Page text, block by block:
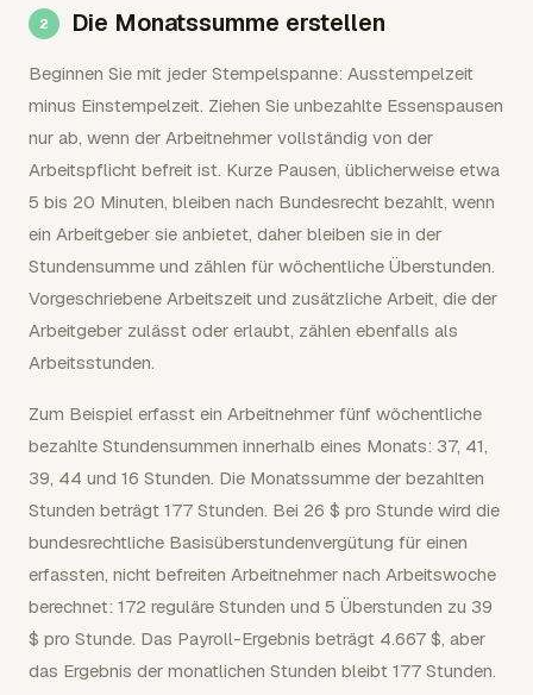
Die Monatssumme erstellen
Beginnen Sie mit jeder Stempelspanne: Ausstempelzeit
minus Einstempelzeit. Ziehen Sie unbezahlte Essenspausen
nur ab, wenn der Arbeitnehmer vollständig von der
Arbeitspflicht befreit ist. Kurze Pausen, üblicherweise etwa
5 bis 20 Minuten, bleiben nach Bundesrecht bezahlt, wenn
ein Arbeitgeber sie anbietet, daher bleiben sie in der
Stundensumme und zählen für wöchentliche Überstunden.
Vorgeschriebene Arbeitszeit und zusätzliche Arbeit, die der
Arbeitgeber zulässt oder erlaubt, zählen ebenfalls als
Arbeitsstunden.
Zum Beispiel erfasst ein Arbeitnehmer fünf wöchentliche
bezahlte Stundensummen innerhalb eines Monats: 37, 41,
39, 44 und 16 Stunden. Die Monatssumme der bezahlten
Stunden beträgt 177 Stunden. Bei 26 $ pro Stunde wird die
bundesrechtliche Basisüberstundenvergütung für einen
erfassten, nicht befreiten Arbeitnehmer nach Arbeitswoche
berechnet: 172 reguläre Stunden und 5 Überstunden zu 39
$ pro Stunde. Das Payroll-Ergebnis beträgt 4.667 $, aber
das Ergebnis der monatlichen Stunden bleibt 177 Stunden.